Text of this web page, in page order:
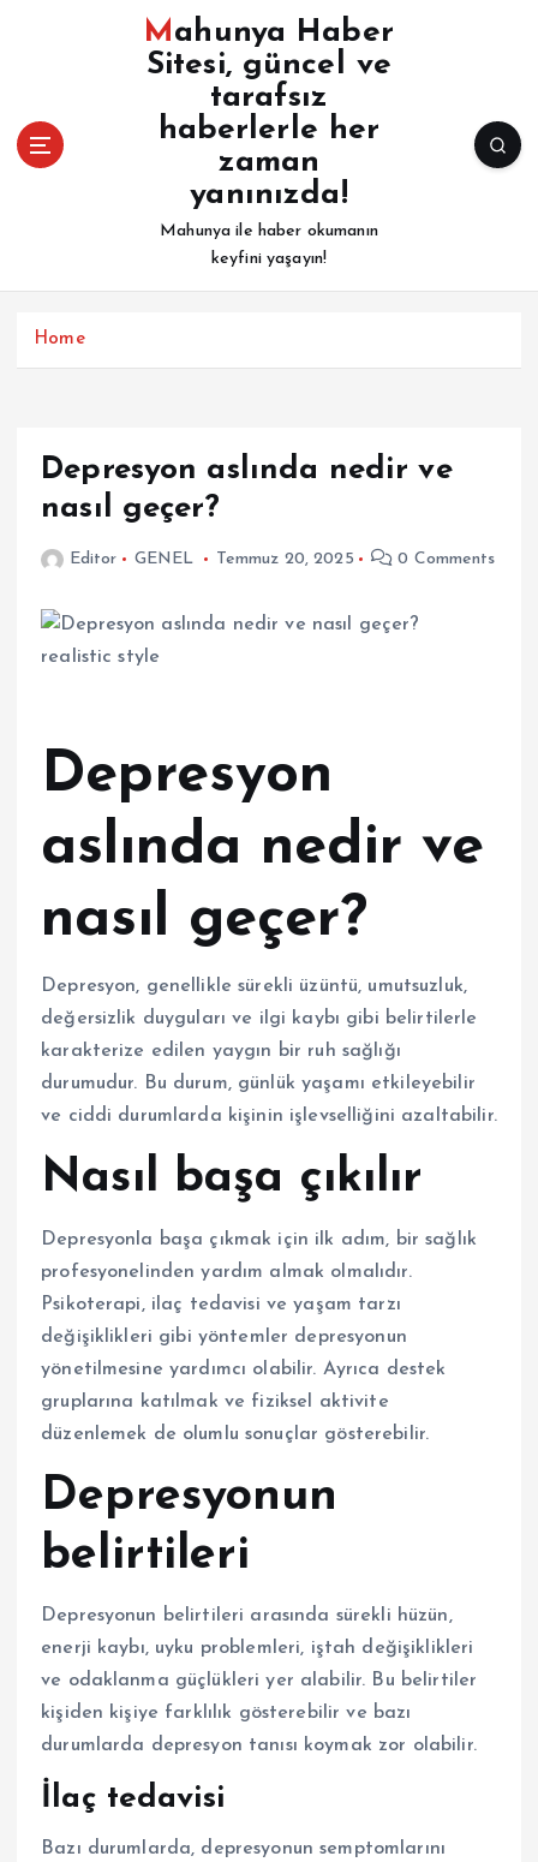
a
Mahunya Haber
Sitesi, güncel ve
tarafsız
haberlerle her
zaman
yanınızda!
Mahunya ile haber okumanın
keyfini yaşayın!
Home
Depresyon aslında nedir ve
nasıl geçer?
Editor GENEL Temmuz 20, 2025 0 Comments
Depresyon
aslında nedir ve
nasıl geçer?
Depresyon, genellikle sürekli üzüntü, umutsuzluk,
değersizlik duyguları ve ilgi kaybı gibi belirtilerle
karakterize edilen yaygın bir ruh sağlığı
durumudur. Bu durum, günlük yaşamı etkileyebilir
ve ciddi durumlarda kişinin işlevselliğini azaltabilir.
Nasıl başa çıkılır
Depresyonla başa çıkmak için ilk adım, bir sağlık
profesyonelinden yardım almak olmalıdır.
Psikoterapi, ilaç tedavisi ve yaşam tarzı
değişiklikleri gibi yöntemler depresyonun
yönetilmesine yardımcı olabilir. Ayrıca destek
gruplarına katılmak ve fiziksel aktivite
düzenlemek de olumlu sonuçlar gösterebilir.
Depresyonun
belirtileri
Depresyonun belirtileri arasında sürekli hüzün,
enerji kaybı, uyku problemleri, iştah değişiklikleri
ve odaklanma güçlükleri yer alabilir. Bu belirtiler
kişiden kişiye farklılık gösterebilir ve bazı
durumlarda depresyon tanısı koymak zor olabilir.
İlaç tedavisi
Bazı durumlarda, depresyonun semptomlarını